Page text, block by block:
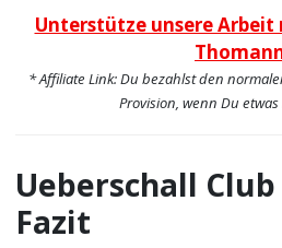
Unterstütze unsere
* Affiliate Link: Du bezahlst den
Provision, wenn Du
Ueberschall
Fazit